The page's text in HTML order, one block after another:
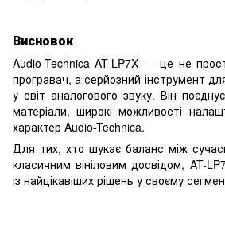
Висновок
Audio-Technica AT-LP7X — це не
програвач, а серйозний інструмент
у світ аналогового звуку. Він
матеріали, широкі можливості
характер Audio-Technica.
Для тих, хто шукає баланс між
класичним вініловим досвідом, AT-
із найцікавіших рішень у своєму